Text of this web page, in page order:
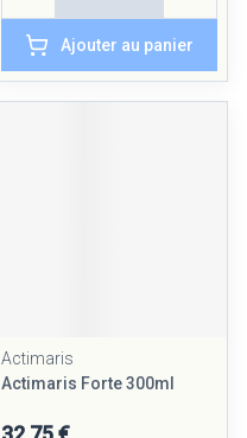
Ajouter au panier
Actimaris
Actimaris Forte 300ml